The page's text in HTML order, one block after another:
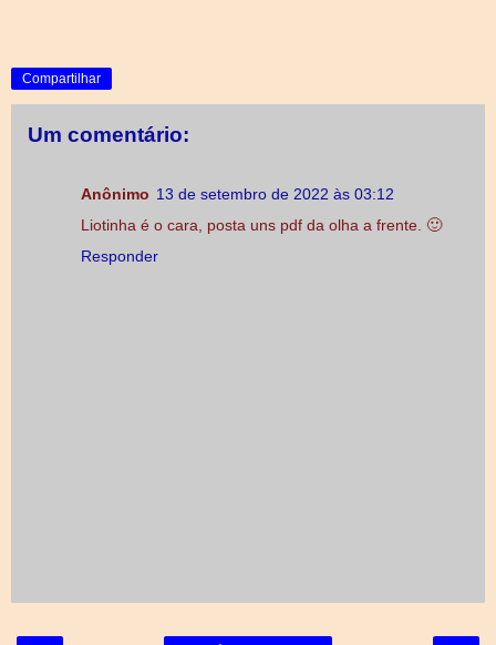
Compartilhar
Um comentário:
Anônimo 13 de setembro de 2022 às 03:12
Liotinha é o cara, posta uns pdf da olha a frente. 🙂
Responder